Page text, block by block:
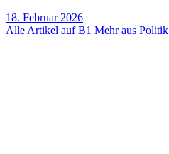
18. Februar 2026
Alle Artikel auf B1 Mehr aus Politik